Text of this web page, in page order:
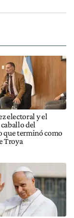
electoral y el
del
que terminó como
Troya